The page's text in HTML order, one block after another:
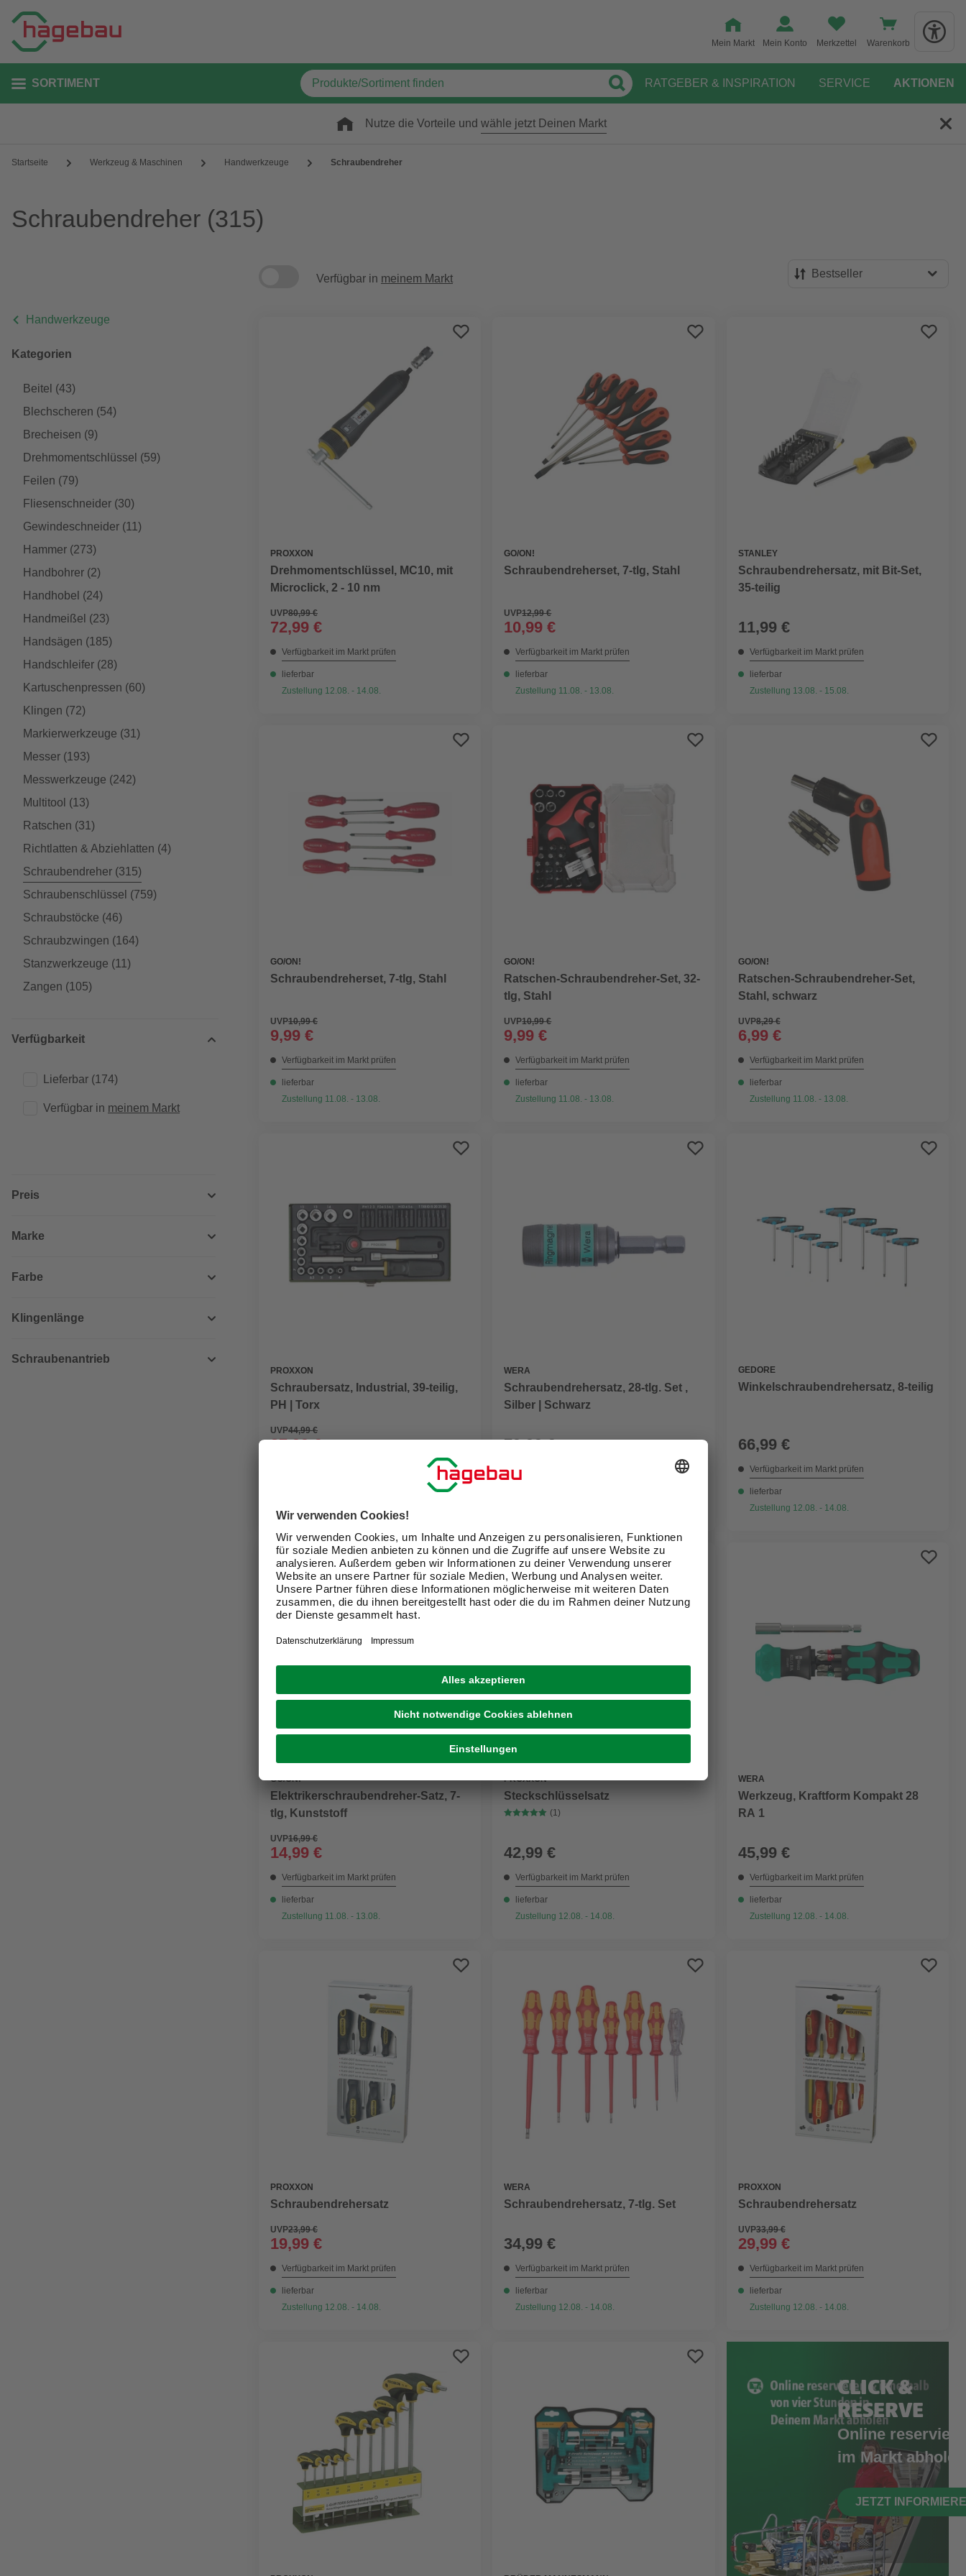
Mein Markt Mein Konto Merkzettel Warenkorb
SORTIMENT RATGEBER & INSPIRATION SERVICE AKTIONEN
Nutze die Vorteile und wähle jetzt Deinen Markt
Startseite Werkzeug & Maschinen Handwerkzeuge Schraubendreher
Schraubendreher (315)
Handwerkzeuge
Kategorien
Beitel (43)
Blechscheren (54)
Brecheisen (9)
Drehmomentschlüssel (59)
Feilen (79)
Fliesenschneider (30)
Gewindeschneider (11)
Hammer (273)
Handbohrer (2)
Handhobel (24)
Handmeißel (23)
Handsägen (185)
Handschleifer (28)
Kartuschenpressen (60)
Klingen (72)
Markierwerkzeuge (31)
Messer (193)
Messwerkzeuge (242)
Multitool (13)
Ratschen (31)
Richtlatten & Abziehlatten (4)
Schraubendreher (315)
Schraubenschlüssel (759)
Schraubstöcke (46)
Schraubzwingen (164)
Stanzwerkzeuge (11)
Zangen (105)
Verfügbarkeit
Lieferbar (174)
Verfügbar in meinem Markt
Preis
Marke
Farbe
Klingenlänge
Schraubenantrieb
Verfügbar in meinem Markt Bestseller
PROXXON
Drehmomentschlüssel, MC10, mit
Microclick, 2 - 10 nm
UVP80,99 €
72,99 €
Verfügbarkeit im Markt prüfen
lieferbar
Zustellung 12.08. - 14.08.
GO/ON!
Schraubendreherset, 7-tlg, Stahl
UVP12,99 €
10,99 €
Verfügbarkeit im Markt prüfen
lieferbar
Zustellung 11.08. - 13.08.
STANLEY
Schraubendrehersatz, mit Bit-Set,
35-teilig
11,99 €
Verfügbarkeit im Markt prüfen
lieferbar
Zustellung 13.08. - 15.08.
GO/ON!
Schraubendreherset, 7-tlg, Stahl
UVP10,99 €
9,99 €
Verfügbarkeit im Markt prüfen
lieferbar
Zustellung 11.08. - 13.08.
GO/ON!
Ratschen-Schraubendreher-Set, 32-
tlg, Stahl
UVP10,99 €
9,99 €
Verfügbarkeit im Markt prüfen
lieferbar
Zustellung 11.08. - 13.08.
GO/ON!
Ratschen-Schraubendreher-Set,
Stahl, schwarz
UVP8,29 €
6,99 €
Verfügbarkeit im Markt prüfen
lieferbar
Zustellung 11.08. - 13.08.
PROXXON
Schraubersatz, Industrial, 39-teilig,
PH | Torx
UVP44,99 €
37,99 €
WERA
Schraubendrehersatz, 28-tlg. Set ,
Silber | Schwarz
79,99 €
Verfügbarkeit im Markt prüfen
GEDORE
Winkelschraubendrehersatz, 8-teilig
66,99 €
Verfügbarkeit im Markt prüfen
lieferbar
Zustellung 12.08. - 14.08.
GO/ON!
Elektrikerschraubendreher-Satz, 7-
tlg, Kunststoff
UVP16,99 €
14,99 €
Verfügbarkeit im Markt prüfen
lieferbar
Zustellung 11.08. - 13.08.
PROXXON
Steckschlüsselsatz
(1)
42,99 €
Verfügbarkeit im Markt prüfen
lieferbar
Zustellung 12.08. - 14.08.
WERA
Werkzeug, Kraftform Kompakt 28
RA 1
45,99 €
Verfügbarkeit im Markt prüfen
lieferbar
Zustellung 12.08. - 14.08.
PROXXON
Schraubendrehersatz
UVP23,99 €
19,99 €
Verfügbarkeit im Markt prüfen
lieferbar
Zustellung 12.08. - 14.08.
WERA
Schraubendrehersatz, 7-tlg. Set
34,99 €
Verfügbarkeit im Markt prüfen
lieferbar
Zustellung 12.08. - 14.08.
PROXXON
Schraubendrehersatz
UVP33,99 €
29,99 €
Verfügbarkeit im Markt prüfen
lieferbar
Zustellung 12.08. - 14.08.
CLICK &
RESERVE
Online
im Markt abholen
JETZT